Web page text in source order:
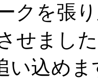
クを張
せまし
い込め